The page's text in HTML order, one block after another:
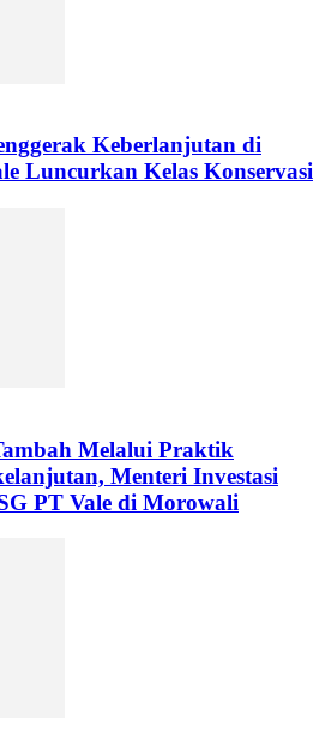
Keberlanjutan di
Luncurkan Kelas Konservasi
Melalui Praktik
Menteri Investasi
PT Vale di Morowali